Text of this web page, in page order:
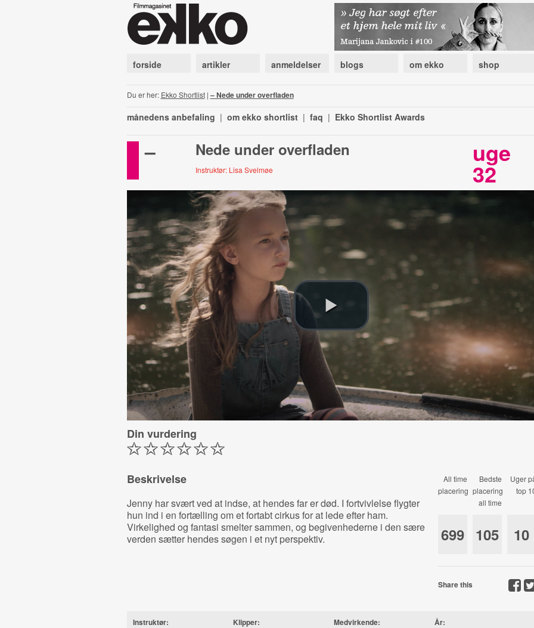
forside artikler anmeldelser blogs om ekko shop
Du er her: Ekko Shortlist| – Nede under overfladen
månedens anbefaling | om ekko shortlist | faq | Ekko Shortlist Awards
– Nede under overfladen
Instruktør: Lisa Svelmøe
uge
32
Din vurdering
Beskrivelse
Jenny har svært ved at indse, at hendes far er død. I fortvivlelse flygter
hun ind i en fortælling om et fortabt cirkus for at lede efter ham.
Virkelighed og fantasi smelter sammen, og begivenhederne i den sære
verden sætter hendes søgen i et nyt perspektiv.
All time
placering
Bedste
placering
all time
Uger
top
699 105 10
Share this
Instruktør: Klipper: Medvirkende: År: